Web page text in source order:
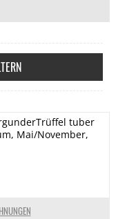
tuber
Mai/November,